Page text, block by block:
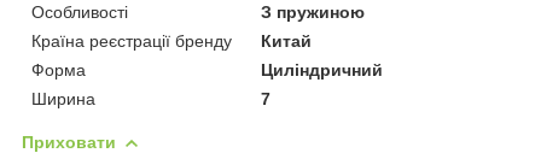
Особливості
З пружиною
Країна реєстрації бренду
Китай
Форма
Циліндричний
Ширина
7
Приховати